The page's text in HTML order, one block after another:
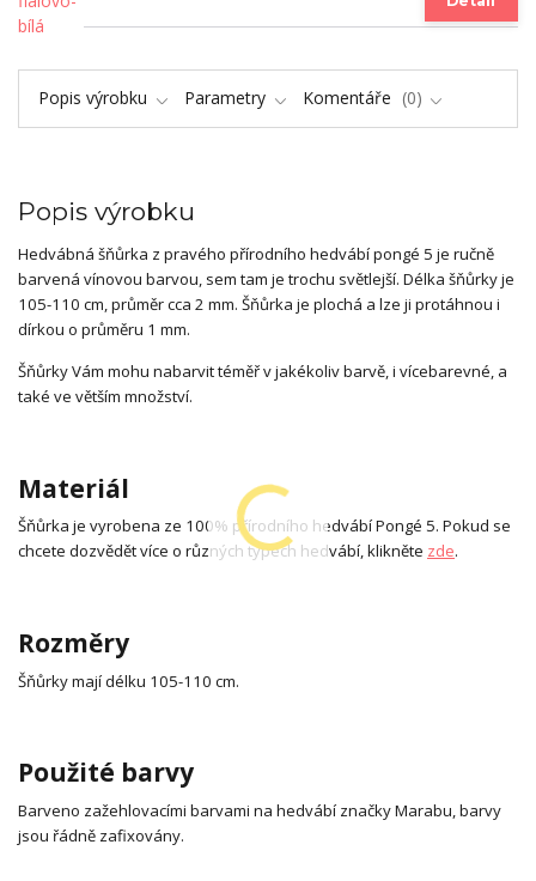
Popis výrobku Parametry Komentáře 0
Popis výrobku
Hedvábná šňůrka z pravého přírodního hedvábí pongé 5 je ručně
barvená vínovou barvou, sem tam je trochu světlejší. Délka šňůrky je
105-110 cm, průměr cca 2 mm. Šňůrka je plochá a lze ji protáhnou i
dírkou o průměru 1 mm.
Šňůrky Vám mohu nabarvit téměř v jakékoliv barvě, i vícebarevné, a
také ve větším množství.
Materiál
Šňůrka je vyrobena ze 100% přírodního hedvábí Pongé 5. Pokud se
chcete dozvědět více o různých typech hedvábí, klikněte zde.
Rozměry
Šňůrky mají délku 105-110 cm.
Použité barvy
Barveno zažehlovacími barvami na hedvábí značky Marabu, barvy
jsou řádně zafixovány.